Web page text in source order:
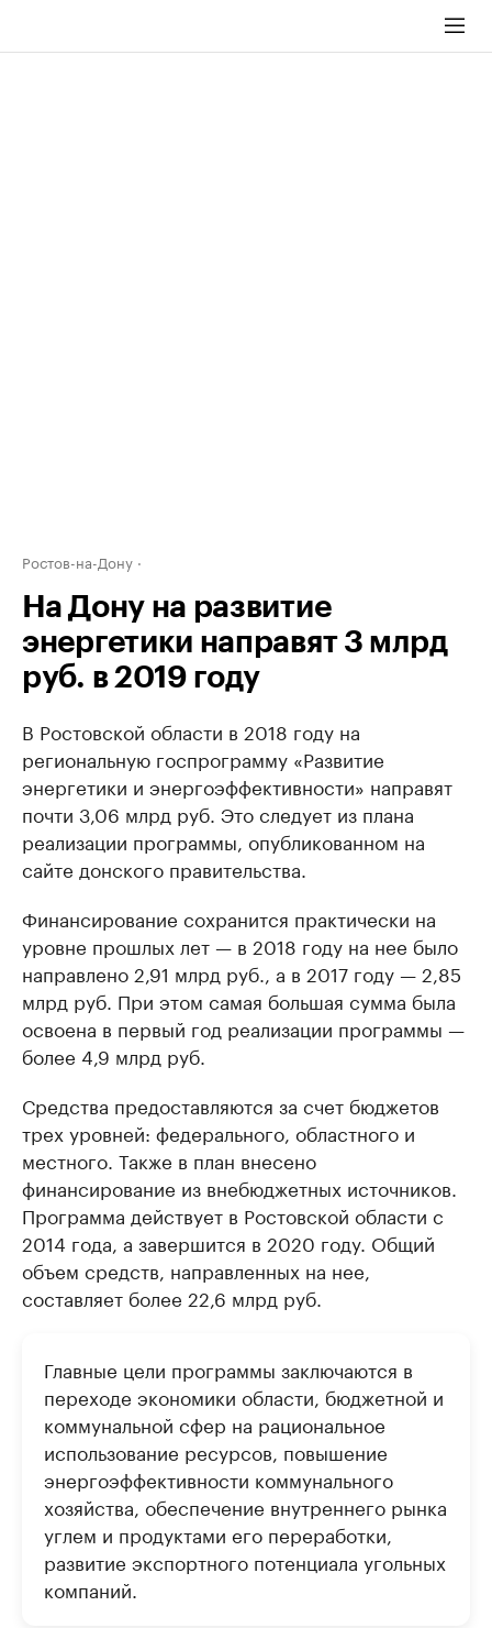
Ростов-на-Дону
На Дону на развитие
энергетики направят 3 млрд
руб. в 2019 году
В Ростовской области в 2018 году на
региональную госпрограмму «Развитие
энергетики и энергоэффективности» направят
почти 3,06 млрд руб. Это следует из плана
реализации программы, опубликованном на
сайте донского правительства.
Финансирование сохранится практически на
уровне прошлых лет — в 2018 году на нее было
направлено 2,91 млрд руб., а в 2017 году — 2,85
млрд руб. При этом самая большая сумма была
освоена в первый год реализации программы —
более 4,9 млрд руб.
Средства предоставляются за счет бюджетов
трех уровней: федерального, областного и
местного. Также в план внесено
финансирование из внебюджетных источников.
Программа действует в Ростовской области с
2014 года, а завершится в 2020 году. Общий
объем средств, направленных на нее,
составляет более 22,6 млрд руб.
Главные цели программы заключаются в
переходе экономики области, бюджетной и
коммунальной сфер на рациональное
использование ресурсов, повышение
энергоэффективности коммунального
хозяйства, обеспечение внутреннего рынка
углем и продуктами его переработки,
развитие экспортного потенциала угольных
компаний.